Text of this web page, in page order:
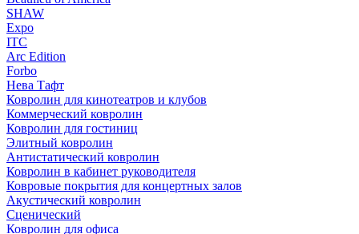
SHAW
Expo
ITC
Arc Edition
Forbo
Нева Тафт
Ковролин для кинотеатров и клубов
Коммерческий ковролин
Ковролин для гостиниц
Элитный ковролин
Антистатический ковролин
Ковролин в кабинет руководителя
Ковровые покрытия для концертных залов
Акустический ковролин
Сценический
Ковролин для офиса